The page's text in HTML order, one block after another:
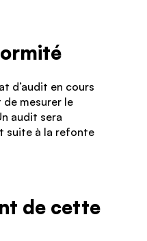
d’audit en cours
mesurer le
audit sera
suite à la refonte
de cette